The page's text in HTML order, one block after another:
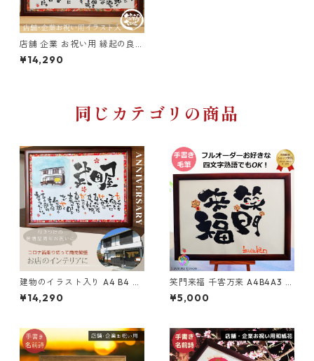
写真入り(L判-2Lサイズ対応）
詩製作1名専用（複数名/フルネーム詩不可）
詩製作1-3名用
詩製作1-5名用
10001円〜15000円
20001円〜30000円
30000円〜40000円
40000円以上
新築祝い
店舗 企業 お祝い用 縁起の良い
イラスト入り A4 B4 A3 木額
友禅和紙 笑描き屋たくと 手書
¥14,290
同じカテゴリの商品
建物のイラスト入り A4 B4 A3
木額 友禅和紙 笑描き屋たくと
手書き 名前詩 名前ポエム オー
¥14,290
笑門来福 千客万来 A4B4A3 木
製額 笑描き屋たくと 手書き オ
ーダー オーダーメイド
¥5,000